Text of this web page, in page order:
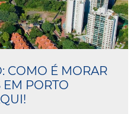
COMO É MORAR
EM PORTO